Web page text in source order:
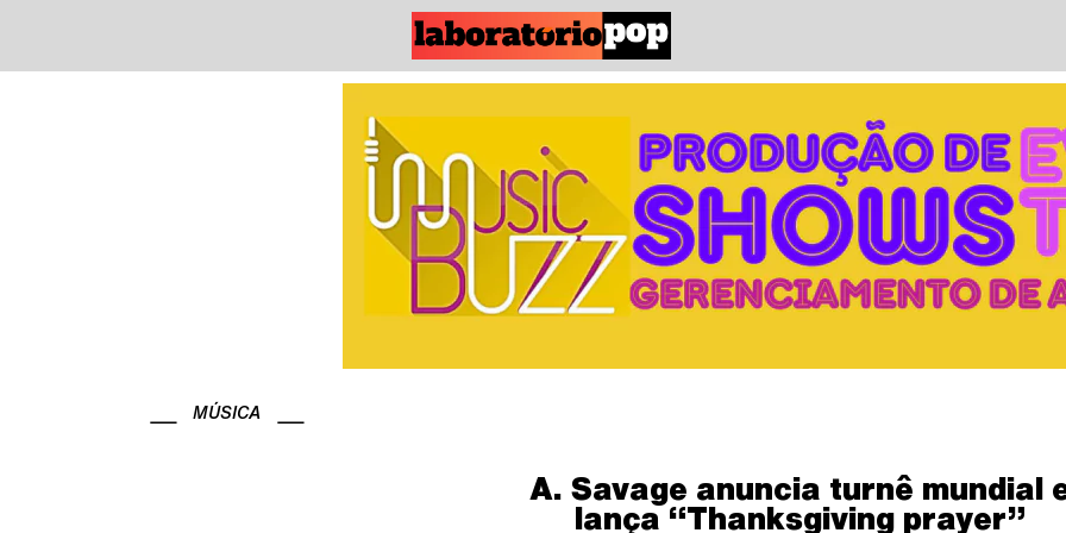
MÚSICA
A. Savage anuncia turnê mundial
lança “Thanksgiving prayer”